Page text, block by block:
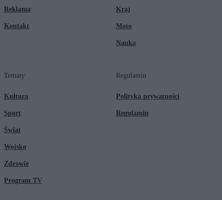
Reklama
Kontakt
Kraj
Moto
Nauka
Tematy
Kultura
Sport
Świat
Wojsko
Zdrowie
Program TV
Regulamin
Polityka prywatności
Regulamin